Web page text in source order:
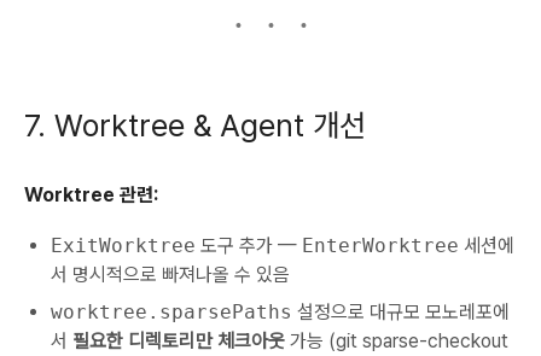
7. Worktree & Agent 개선
Worktree 관련:
ExitWorktree 도구 추가 — EnterWorktree 세션에
서 명시적으로 빠져나올 수 있음
worktree.sparsePaths 설정으로 대규모 모노레포에
서 필요한 디렉토리만 체크아웃 가능 (git sparse-checkout